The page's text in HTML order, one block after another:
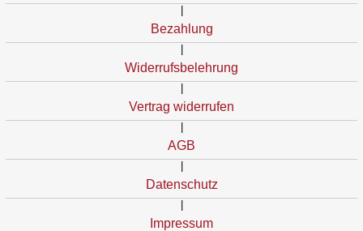
Bezahlung
Widerrufsbelehrung
Vertrag widerrufen
AGB
Datenschutz
Impressum